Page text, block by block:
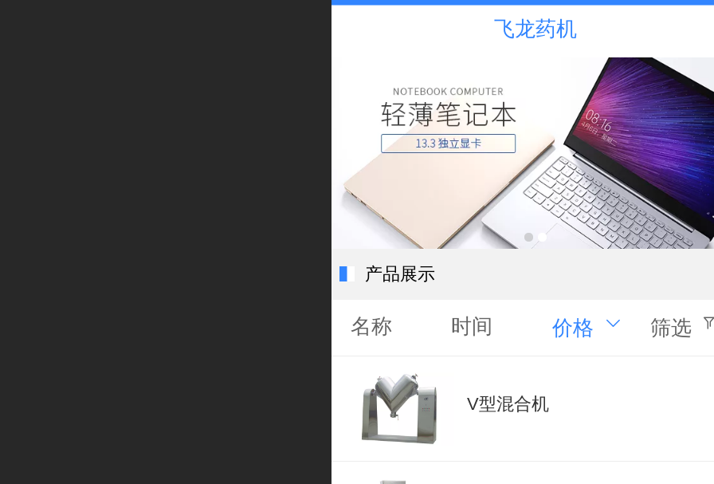
飞龙药机
产品展示
名称 时间 价格 筛选
V型混合机